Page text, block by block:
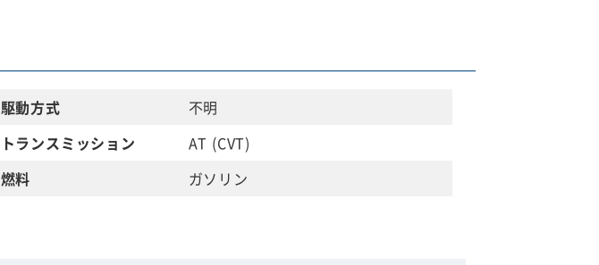
駆動方式
不明
トランスミッション
AT (CVT)
燃料
ガソリン